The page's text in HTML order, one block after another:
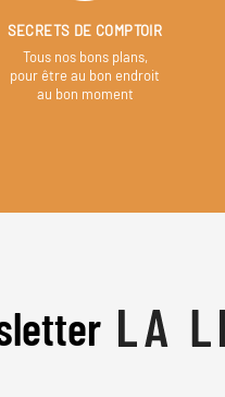
SECRETS DE COMPTOIR
Tous nos bons plans,
pour être au bon endroit
au bon moment